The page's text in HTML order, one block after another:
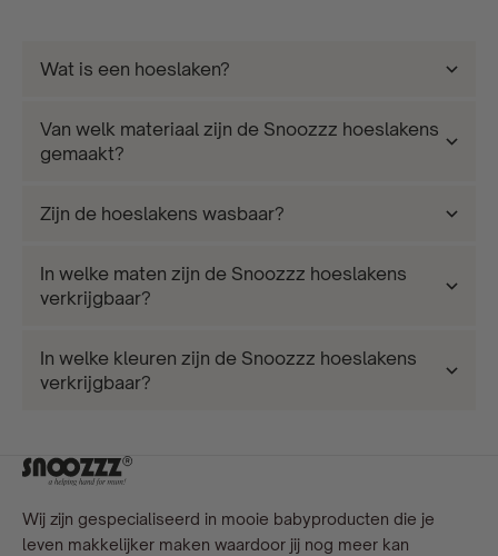
Wat is een hoeslaken?
Van welk materiaal zijn de Snoozzz hoeslakens
gemaakt?
Zijn de hoeslakens wasbaar?
In welke maten zijn de Snoozzz hoeslakens
verkrijgbaar?
In welke kleuren zijn de Snoozzz hoeslakens
verkrijgbaar?
Wij zijn gespecialiseerd in mooie babyproducten die je
leven makkelijker maken waardoor jij nog meer kan